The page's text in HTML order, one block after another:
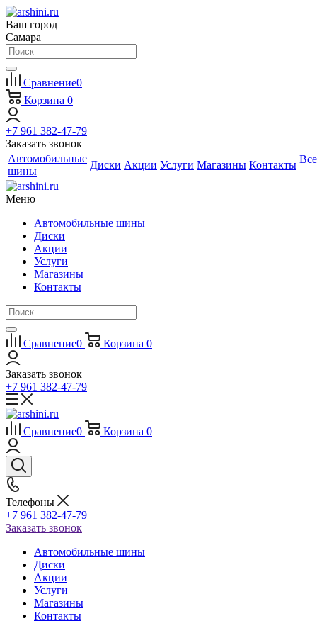
Ваш город
Самара
Сравнение0
Корзина 0
+7 961 382-47-79
Заказать звонок
Автомобильные
шины
Диски Акции Услуги Магазины Контакты Все
Меню
Автомобильные шины
Диски
Акции
Услуги
Магазины
Контакты
Сравнение0 Корзина 0
Заказать звонок
+7 961 382-47-79
Сравнение0 Корзина 0
Телефоны
+7 961 382-47-79
Заказать звонок
Автомобильные шины
Диски
Акции
Услуги
Магазины
Контакты